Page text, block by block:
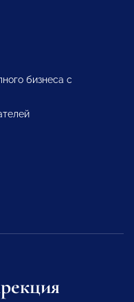
бизнеса с